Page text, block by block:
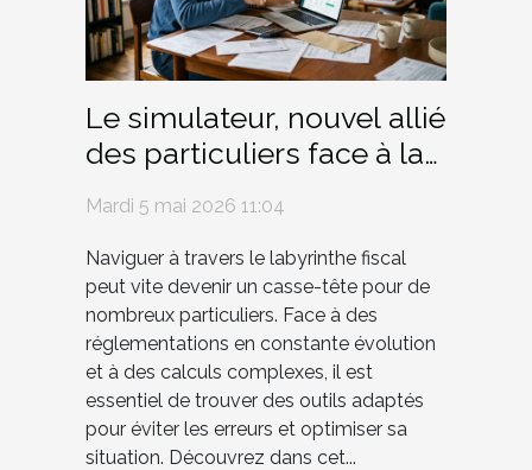
Le simulateur, nouvel allié
des particuliers face à la
Mardi 5 mai 2026 11:04
Naviguer à travers le labyrinthe fiscal
peut vite devenir un casse-tête pour de
nombreux particuliers. Face à des
réglementations en constante évolution
et à des calculs complexes, il est
essentiel de trouver des outils adaptés
pour éviter les erreurs et optimiser sa
situation. Découvrez dans cet...